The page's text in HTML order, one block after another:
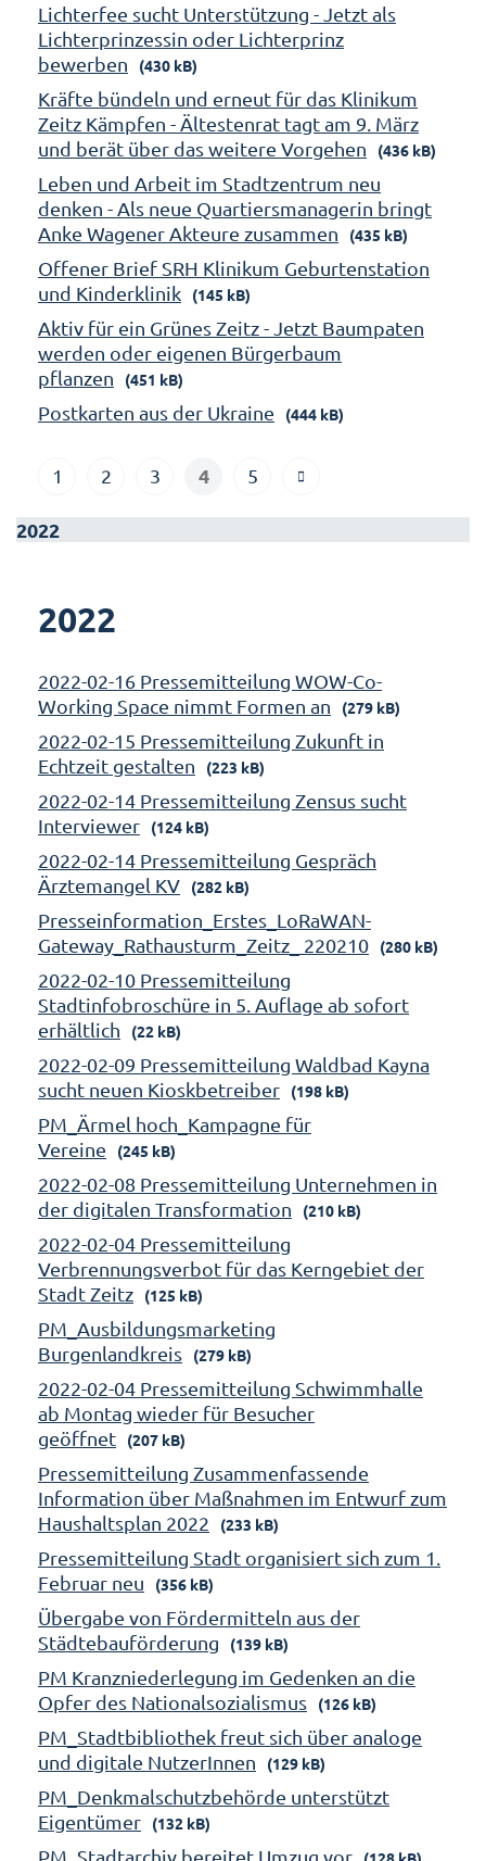
Lichterfee sucht Unterstützung - Jetzt als
Lichterprinzessin oder Lichterprinz
bewerben
(430 kB)
Kräfte bündeln und erneut für das Klinikum
Zeitz Kämpfen - Ältestenrat tagt am 9. März
und berät über das weitere Vorgehen
(436 kB)
Leben und Arbeit im Stadtzentrum neu
denken - Als neue Quartiersmanagerin bringt
Anke Wagener Akteure zusammen
(435 kB)
Offener Brief SRH Klinikum Geburtenstation
und Kinderklinik
(145 kB)
Aktiv für ein Grünes Zeitz - Jetzt Baumpaten
werden oder eigenen Bürgerbaum
pflanzen
(451 kB)
Postkarten aus der Ukraine (444 kB)
1 2 3 4 5
2022
2022
2022-02-16 Pressemitteilung WOW-Co-
Working Space nimmt Formen an
(279 kB)
2022-02-15 Pressemitteilung Zukunft in
Echtzeit gestalten
(223 kB)
2022-02-14 Pressemitteilung Zensus sucht
Interviewer
(124 kB)
2022-02-14 Pressemitteilung Gespräch
Ärztemangel KV
(282 kB)
Presseinformation_Erstes_LoRaWAN-
Gateway_Rathausturm_Zeitz_ 220210
(280 kB)
2022-02-10 Pressemitteilung
Stadtinfobroschüre in 5. Auflage ab sofort
erhältlich
(22 kB)
2022-02-09 Pressemitteilung Waldbad Kayna
sucht neuen Kioskbetreiber
(198 kB)
PM_Ärmel hoch_Kampagne für
Vereine
(245 kB)
2022-02-08 Pressemitteilung Unternehmen in
der digitalen Transformation
(210 kB)
2022-02-04 Pressemitteilung
Verbrennungsverbot für das Kerngebiet der
Stadt Zeitz
(125 kB)
PM_Ausbildungsmarketing
Burgenlandkreis
(279 kB)
2022-02-04 Pressemitteilung Schwimmhalle
ab Montag wieder für Besucher
geöffnet
(207 kB)
Pressemitteilung Zusammenfassende
Information über Maßnahmen im Entwurf zum
Haushaltsplan 2022
(233 kB)
Pressemitteilung Stadt organisiert sich zum 1.
Februar neu
(356 kB)
Übergabe von Fördermitteln aus der
Städtebauförderung
(139 kB)
PM Kranzniederlegung im Gedenken an die
Opfer des Nationalsozialismus
(126 kB)
PM_Stadtbibliothek freut sich über analoge
und digitale NutzerInnen
(129 kB)
PM_Denkmalschutzbehörde unterstützt
Eigentümer
(132 kB)
PM_Stadtarchiv bereitet Umzug vor